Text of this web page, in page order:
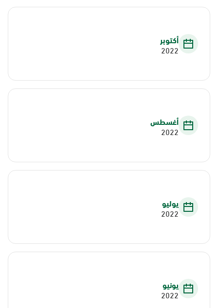
أكتوبر
2022
أغسطس
2022
يوليو
2022
يونيو
2022